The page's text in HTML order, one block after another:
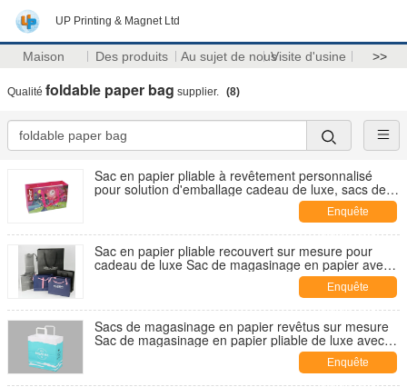
UP Printing & Magnet Ltd
Maison Des produits Au sujet de nousVisite d'usine >>
Qualité foldable paper bag supplier. (8)
Sac en papier pliable à revêtement personnalisé
pour solution d'emballage cadeau de luxe, sacs de
Enquête
maintenant
Sac en papier pliable recouvert sur mesure pour
cadeau de luxe Sac de magasinage en papier avec
Enquête
maintenant
Sacs de magasinage en papier revêtus sur mesure
Sac de magasinage en papier pliable de luxe avec
poignée Sac de magasinage en papier blanc
Enquête
maintenant